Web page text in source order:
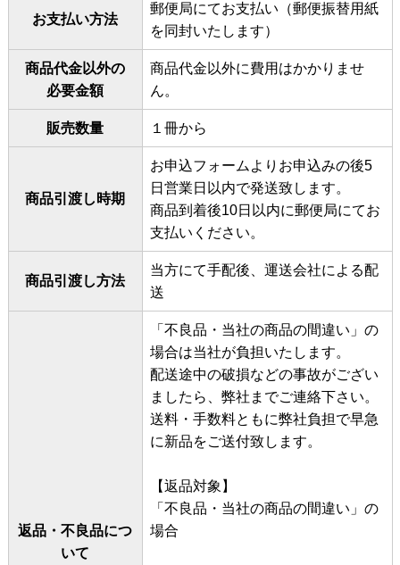
お支払い方法
郵便局にてお支払い（郵便振替用紙
を同封いたします）
商品代金以外の
必要金額
商品代金以外に費用はかかりませ
ん。
販売数量 １冊から
商品引渡し時期
お申込フォームよりお申込みの後5
日営業日以内で発送致します。
商品到着後10日以内に郵便局にてお
支払いください。
商品引渡し方法
当方にて手配後、運送会社による配
送
返品・不良品につ
いて
「不良品・当社の商品の間違い」の
場合は当社が負担いたします。
配送途中の破損などの事故がござい
ましたら、弊社までご連絡下さい。
送料・手数料ともに弊社負担で早急
に新品をご送付致します。
【返品対象】
「不良品・当社の商品の間違い」の
場合